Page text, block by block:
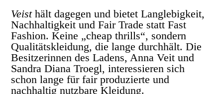
Veisthält dagegen und bietet Langlebigkeit,
Nachhaltigkeit und Fair Trade statt Fast
Fashion. Keine „cheap thrills“, sondern
Qualitätskleidung, die lange durchhält. Die
Besitzerinnen des Ladens, Anna Veit und
Sandra Diana Troegl, interessieren sich
schon lange für fair produzierte und
nachhaltig nutzbare Kleidung.